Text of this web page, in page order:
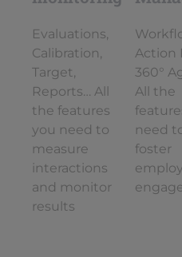
Evaluations,
Calibration,
Target,
Reports… All
the features
you need to
measure
interactions
and monitor
results
Action
360°
All the
need
foster